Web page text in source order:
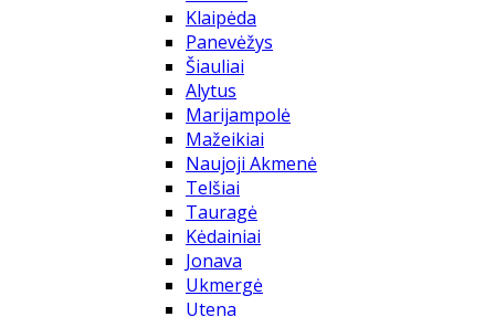
Klaipėda
Panevėžys
Šiauliai
Alytus
Marijampolė
Mažeikiai
Naujoji Akmenė
Telšiai
Tauragė
Kėdainiai
Jonava
Ukmergė
Utena